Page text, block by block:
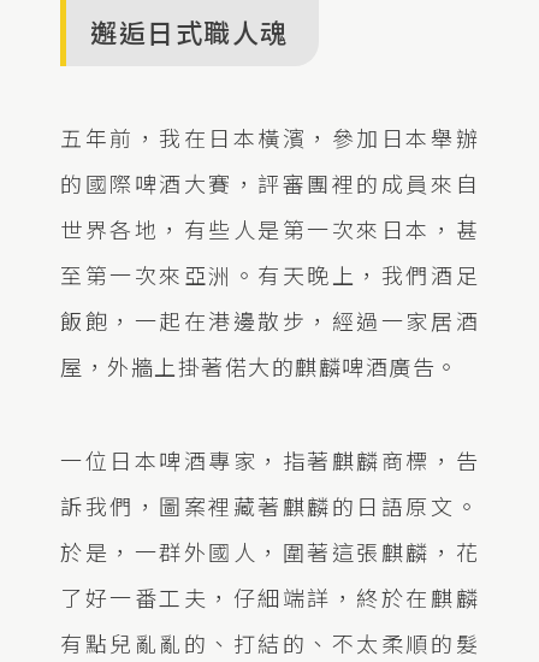
邂逅日式職人魂
五年前，我在日本橫濱，參加日本舉辦
的國際啤酒大賽，評審團裡的成員來自
世界各地，有些人是第一次來日本，甚
至第一次來亞洲。有天晚上，我們酒足
飯飽，一起在港邊散步，經過一家居酒
屋，外牆上掛著偌大的麒麟啤酒廣告。
一位日本啤酒專家，指著麒麟商標，告
訴我們，圖案裡藏著麒麟的日語原文。
於是，一群外國人，圍著這張麒麟，花
了好一番工夫，仔細端詳，終於在麒麟
有點兒亂亂的、打結的、不太柔順的髮